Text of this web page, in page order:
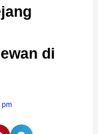
di
pm